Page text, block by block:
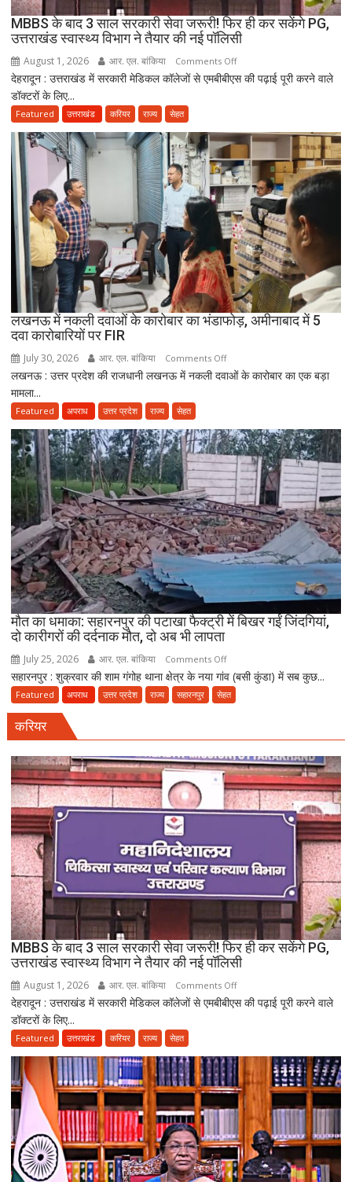
CWC
ने
जारी
किया
नोटिस
MBBS के बाद 3 साल सरकारी सेवा जरूरी! फिर ही कर सकेंगे PG,
उत्तराखंड स्वास्थ्य विभाग ने तैयार की नई पॉलिसी
August 1, 2026 आर. एल. बांकिया Comments Offon
MBBS
3
साल
सरकारी
सेवा
जरूरी!
फिर
ही
कर
सकेंगे
PG,
उत्तराखंड
स्वास्थ्य
तैयार
देहरादून : उत्तराखंड में सरकारी मेडिकल कॉलेजों से एमबीबीएस की पढ़ाई पूरी करने वाले
डॉक्टरों के लिए...
Featured उत्तराखंड करियर राज्य सेहत
लखनऊ में नकली दवाओं के कारोबार का भंडाफोड़, अमीनाबाद में 5
दवा कारोबारियों पर FIR
July 30, 2026 आर. एल. बांकिया Comments Offon
लखनऊ
दवाओं
के
कारोबार
का
भंडाफोड़,
अमीनाबाद
में
5
दवा
पर
FIR
लखनऊ : उत्तर प्रदेश की राजधानी लखनऊ में नकली दवाओं के कारोबार का एक बड़ा
मामला...
Featured अपराध उत्तर प्रदेश राज्य सेहत
मौत का धमाका: सहारनपुर की पटाखा फैक्ट्री में बिखर गईं जिंदगियां,
दो कारीगरों की दर्दनाक मौत, दो अब भी लापता
July 25, 2026 आर. एल. बांकिया Comments Offon
मौत
का
पटाखा
फैक्ट्री
में
बिखर
जिंदगियां,
दो
की
दर्दनाक
मौत,
दो
अब
भी
लापता
सहारनपुर : शुक्रवार की शाम गंगोह थाना क्षेत्र के नया गांव (बसी कुंडा) में सब कुछ...
Featured अपराध उत्तर प्रदेश राज्य सहारनपुर सेहत
करियर
MBBS के बाद 3 साल सरकारी सेवा जरूरी! फिर ही कर सकेंगे PG,
उत्तराखंड स्वास्थ्य विभाग ने तैयार की नई पॉलिसी
August 1, 2026 आर. एल. बांकिया Comments Offon
MBBS
3
साल
सरकारी
सेवा
जरूरी!
फिर
ही
कर
देहरादून : उत्तराखंड में सरकारी मेडिकल कॉलेजों से एमबीबीएस की पढ़ाई पूरी करने वाले
डॉक्टरों के लिए...
Featured उत्तराखंड करियर राज्य सेहत